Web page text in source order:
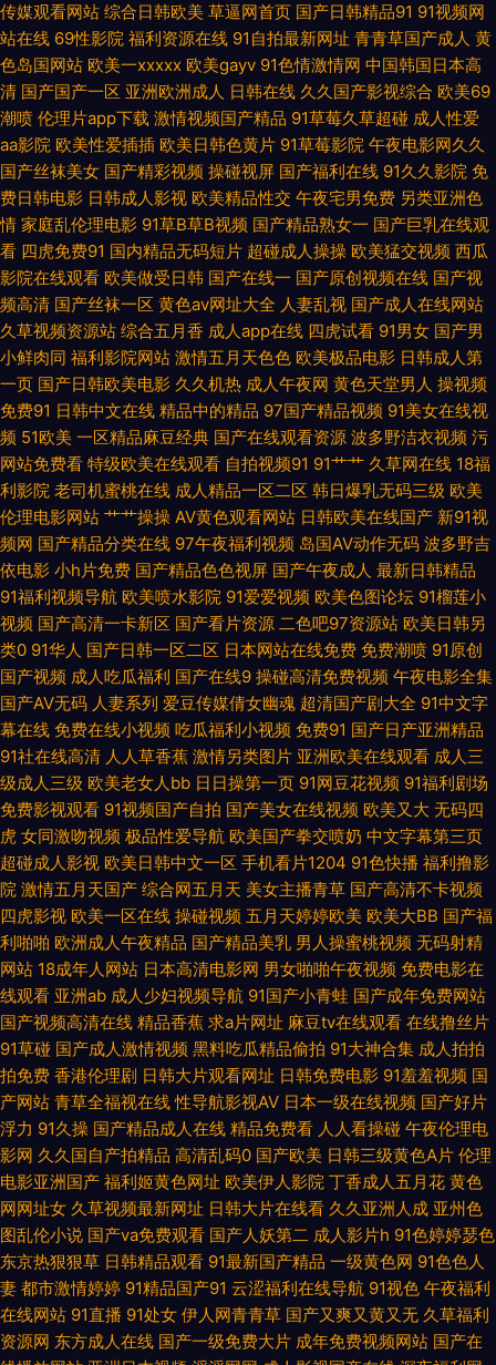
院色 91国产白丝极品精品 91pron资源 午夜精品久久精品 日韩无码精品AⅤ
美女夜色黄 国产黄色性大片网站 97瑟瑟导航 四虎四虎色AV 欧美久久区 91
露脸熟女四川熟女 中文字幕海角 亚洲无码韩日影院 日韩精品人妻无码 久久
人妻网 国产91传媒在线观看 成人片在线看 成人免费在线 91探花大神在线观
看 91地址网址 亚洲黄网在线 日韩欧美成人网址 免费AVcom 国产日韩tV 成
人NV视频 www欧美成人cn 91探花精品在线 91传媒在线观看网站大全 亚洲
精品一区瑟瑟后入 天堂av东方 欧美性爱第五区 久久九九综合 福利AV在线观
看 www91免费福利 91视频免费入口 91豆花网页跳转 亚州色图综合 色久秀
秀在线观看视频 欧美成久久永久 韩国伦理片av 国产精品人妻在线 阿v网站
91香蕉国产 91国产精品三级蜜臀 一本道色老头 无码免费观看 欧洲国产一区
久合色网 国产黄a三级三级三级 成人网在线网 www91超碰 91色论坛 91TV
黄 夜晚男人资源 色撸撸色 日韩成人资源在线不卡 欧美后入 极品av在线 激
情另类中字图区 国产精品婷婷久久 丰满少妇精品一区二区 97影院午夜在线
播放 91青娱乐在线观看 91va在线观看 先锋AV资源色 日韩精品导航 老牛福
利导航 九九国产久久 福利av超碰 www91n国产 91视频在线观 91福利视频
网 影音先锋av强奸 色成人亚洲婷婷亚洲 欧美变态SmaV影视 免费人妻精品
久草久爱 黄色性情网站 豆花在线入口永久 AV不卡在线观看网址 91香蕉伊人
91极品尤物蜜桃视频 尤物网址在线观看 午夜色网站 色色社区日韩AV 日韩国
产无线码一品 日本AB久久 久热最新网址 国产区视频 操BAⅤ视颅 91系列国产
视频在线 91加茄子视频 91叉啊插 影音先锋av色资源网 影音先锋操你av在线
四虎青青WWW 日韩成人一卡 久热99 国产自拍情侣在线观看 岛国福利社 97
国产在线 91探花国 91视频入口福利姬 91国产白浆 影音先锋AV在线资源 婷
婷中文字幕一区 日韩成人网址 欧美成人官网 精品人人操人人摸 久草福利视
频欧美日韩 精品一二三四匹 国产黑丝TV 超碰在线大青青青青 97亚洲影院
91色蝌蚪 91高清视频在线 91CN我干网 人人摸人人爽av 欧美日本精品成人
传媒观看网站 综合日韩欧美 草逼网首页 国产日韩精品91 91视频网
站在线 69性影院 福利资源在线 91自拍最新网址 青青草国产成人 黄
色岛国网站 欧美一xxxxx 欧美gayv 91色情激情网 中国韩国日本高
清 国产国产一区 亚洲欧洲成人 日韩在线 久久国产影视综合 欧美69
潮喷 伦理片app下载 激情视频国产精品 91草莓久草超碰 成人性爱
aa影院 欧美性爱插插 欧美日韩色黄片 91草莓影院 午夜电影网久久
国产丝袜美女 国产精彩视频 操碰视屏 国产福利在线 91久久影院 免
费日韩电影 日韩成人影视 欧美精品性交 午夜宅男免费 另类亚洲色
情 家庭乱伦理电影 91草B草B视频 国产精品熟女一 国产巨乳在线观
看 四虎免费91 国内精品无码短片 超碰成人操操 欧美猛交视频 西瓜
影院在线观看 欧美做受日韩 国产在线一 国产原创视频在线 国产视
频高清 国产丝袜一区 黄色av网址大全 人妻乱视 国产成人在线网站
久草视频资源站 综合五月香 成人app在线 四虎试看 91男女 国产男
小鲜肉同 福利影院网站 激情五月天色色 欧美极品电影 日韩成人第
一页 国产日韩欧美电影 久久机热 成人午夜网 黄色天堂男人 操视频
免费91 日韩中文在线 精品中的精品 97国产精品视频 91美女在线视
频 51欧美 一区精品麻豆经典 国产在线观看资源 波多野洁衣视频 污
网站免费看 特级欧美在线观看 自拍视频91 91艹艹 久草网在线 18福
利影院 老司机蜜桃在线 成人精品一区二区 韩日爆乳无码三级 欧美
伦理电影网站 艹艹操操 AV黄色观看网站 日韩欧美在线国产 新91视
频网 国产精品分类在线 97午夜福利视频 岛国AV动作无码 波多野吉
依电影 小h片免费 国产精品色色视屏 国产午夜成人 最新日韩精品
91福利视频导航 欧美喷水影院 91爱爱视频 欧美色图论坛 91榴莲小
视频 国产高清一卡新区 国产看片资源 二色吧97资源站 欧美日韩另
类0 91华人 国产日韩一区二区 日本网站在线免费 免费潮喷 91原创
国产视频 成人吃瓜福利 国产在线9 操碰高清免费视频 午夜电影全集
国产AV无码 人妻系列 爱豆传媒倩女幽魂 超清国产剧大全 91中文字
幕在线 免费在线小视频 吃瓜福利小视频 免费91 国产日产亚洲精品
91社在线高清 人人草香蕉 激情另类图片 亚洲欧美在线观看 成人三
级成人三级 欧美老女人bb 日日操第一页 91网豆花视频 91福利剧场
免费影视观看 91视频国产自拍 国产美女在线视频 欧美又大 无码四
虎 女同激吻视频 极品性爱导航 欧美国产拳交喷奶 中文字幕第三页
超碰成人影视 欧美日韩中文一区 手机看片1204 91色快播 福利撸影
院 激情五月天国产 综合网五月天 美女主播青草 国产高清不卡视频
四虎影视 欧美一区在线 操碰视频 五月天婷婷欧美 欧美大BB 国产福
利啪啪 欧洲成人午夜精品 国产精品美乳 男人操蜜桃视频 无码射精
网站 18成年人网站 日本高清电影网 男女啪啪午夜视频 免费电影在
线观看 亚洲ab 成人少妇视频导航 91国产小青蛙 国产成年免费网站
国产视频高清在线 精品香蕉 求a片网址 麻豆tv在线观看 在线撸丝片
91草碰 国产成人激情视频 黑料吃瓜精品偷拍 91大神合集 成人拍拍
拍免费 香港伦理剧 日韩大片观看网址 日韩免费电影 91羞羞视频 国
产网站 青草全福视在线 性导航影视AV 日本一级在线视频 国产好片
浮力 91久操 国产精品成人在线 精品免费看 人人看操碰 午夜伦理电
影网 久久国自产拍精品 高清乱码0 国产欧美 日韩三级黄色A片 伦理
电影亚洲国产 福利姬黄色网址 欧美伊人影院 丁香成人五月花 黄色
网网址女 久草视频最新网址 日韩大片在线看 久久亚洲人成 亚州色
图乱伦小说 国产va免费观看 国产人妖第二 成人影片h 91色婷婷瑟色
东京热狠狠草 日韩精品观看 91最新国产精品 一级黄色网 91色色人
妻 都市激情婷婷 91精品国产91 云涩福利在线导航 91视色 午夜福利
在线网站 91直播 91处女 伊人网青青草 国产又爽又黄又无 久草福利
资源网 东方成人在线 国产一级免费大片 成年免费视频网站 国产在